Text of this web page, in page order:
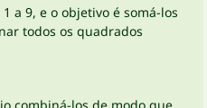
a 9, e o objetivo é somá-los
todos os quadrados